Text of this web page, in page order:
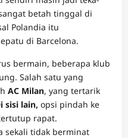
betah tinggal di
Polandia itu
di Barcelona.
bermain, beberapa klub
Salah satu yang
AC Milan, yang tertarik
sisi lain, opsi pindah ke
rapat.
sekali tidak berminat